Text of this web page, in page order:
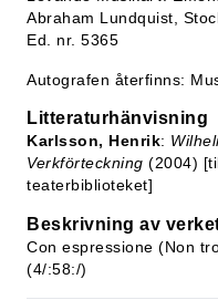
Abraham Lundquist,
Ed. nr. 5365
Autografen återfinns:
Litteraturhänvisning
Karlsson, Henrik:
Verkförteckning (2004)
teaterbiblioteket]
Beskrivning av
Con espressione (Non
(4/:58:/)